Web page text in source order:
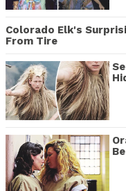
Colorado Elk's
From Tire